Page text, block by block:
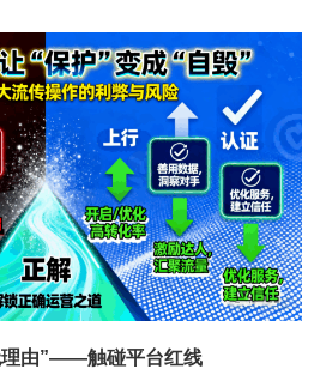
理由”——触碰平台红线